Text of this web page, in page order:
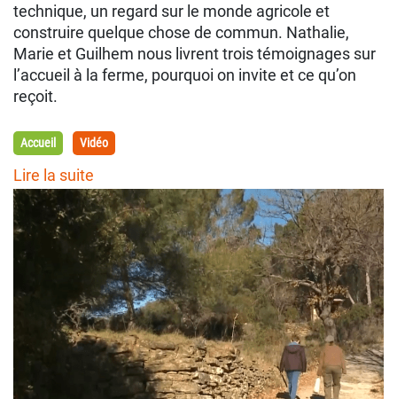
technique, un regard sur le monde agricole et
construire quelque chose de commun. Nathalie,
Marie et Guilhem nous livrent trois témoignages sur
l’accueil à la ferme, pourquoi on invite et ce qu’on
reçoit.
Accueil Vidéo
Lire la suite